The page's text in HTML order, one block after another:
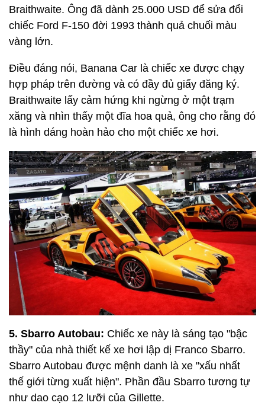
Braithwaite. Ông đã dành 25.000 USD để sửa đổi
chiếc Ford F-150 đời 1993 thành quả chuối màu
vàng lớn.
Điều đáng nói, Banana Car là chiếc xe được chạy
hợp pháp trên đường và có đầy đủ giấy đăng ký.
Braithwaite lấy cảm hứng khi ngừng ở một trạm
xăng và nhìn thấy một đĩa hoa quả, ông cho rằng đó
là hình dáng hoàn hảo cho một chiếc xe hơi.
5. Sbarro Autobau: Chiếc xe này là sáng tạo "bậc
thầy" của nhà thiết kế xe hơi lập dị Franco Sbarro.
Sbarro Autobau được mệnh danh là xe "xấu nhất
thế giới từng xuất hiện". Phần đầu Sbarro tương tự
như dao cạo 12 lưỡi của Gillette.